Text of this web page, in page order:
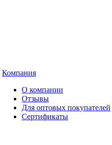
Компания
О компании
Отзывы
Для оптовых покупателей
Сертификаты